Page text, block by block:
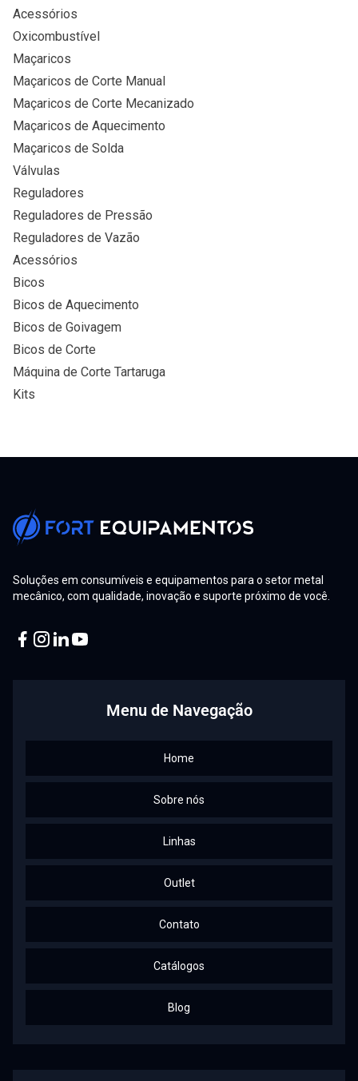
Acessórios
Oxicombustível
Maçaricos
Maçaricos de Corte Manual
Maçaricos de Corte Mecanizado
Maçaricos de Aquecimento
Maçaricos de Solda
Válvulas
Reguladores
Reguladores de Pressão
Reguladores de Vazão
Acessórios
Bicos
Bicos de Aquecimento
Bicos de Goivagem
Bicos de Corte
Máquina de Corte Tartaruga
Kits
Soluções em consumíveis e equipamentos para o setor metal
mecânico, com qualidade, inovação e suporte próximo de você.
Menu de Navegação
Home
Sobre nós
Linhas
Outlet
Contato
Catálogos
Blog